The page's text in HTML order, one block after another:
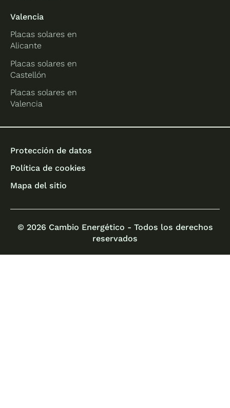
Valencia
Placas solares en
Alicante
Placas solares en
Castellón
Placas solares en
Valencia
Protección de datos
Política de cookies
Mapa del sitio
© 2026 Cambio Energético - Todos los derechos
reservados